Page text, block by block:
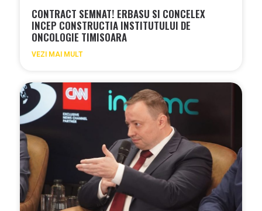
CONTRACT SEMNAT! ERBASU SI CONCELEX
INCEP CONSTRUCTIA INSTITUTULUI DE
ONCOLOGIE TIMISOARA
VEZI MAI MULT